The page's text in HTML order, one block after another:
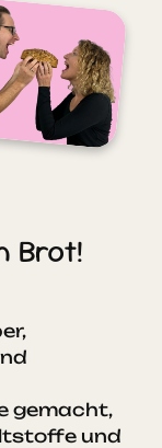
Brot!
gemacht,
und